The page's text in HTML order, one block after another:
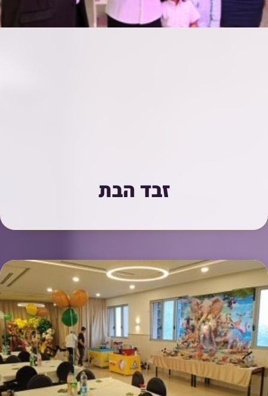
זבד הבת